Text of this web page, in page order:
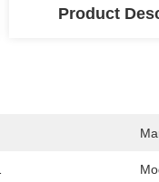
Product